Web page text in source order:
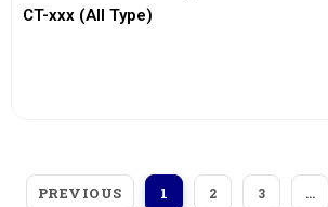
CT-xxx (All Type)
PREVIOUS 1 2 3 …